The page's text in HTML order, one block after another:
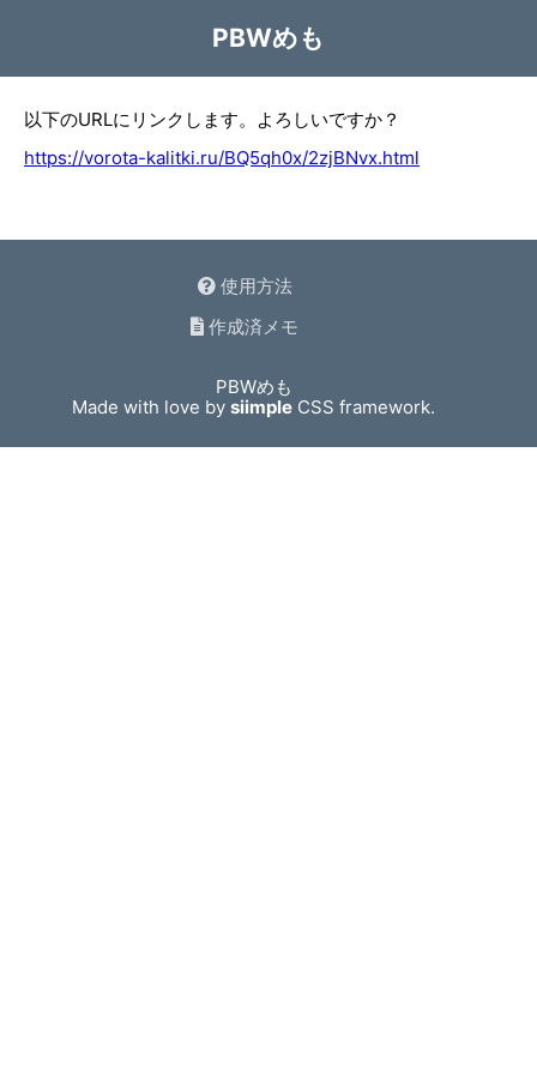
PBWめも
以下のURLにリンクします。よろしいですか？
https://vorota-kalitki.ru/BQ5qh0x/2zjBNvx.html
使用方法
作成済メモ
PBWめも
Made with love bysiimple CSS framework.